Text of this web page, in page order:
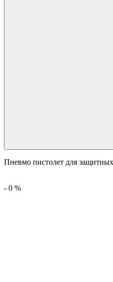
Пневмо пистолет для
- 0 %